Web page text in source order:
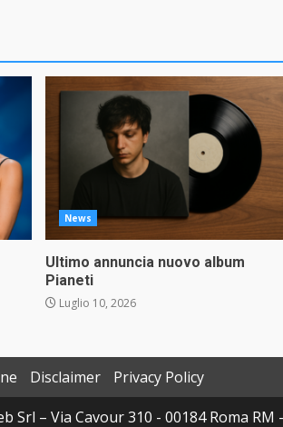
News
Ultimo annuncia nuovo album
Pianeti
Luglio 10, 2026
Disclaimer
Privacy Policy
– Via Cavour 310 - 00184 Roma RM